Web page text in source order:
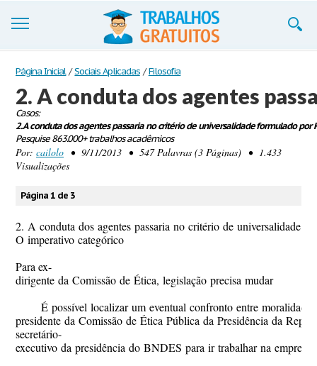
Trabalhos
Cadastre-se
Entre
Blog
Página Inicial / Sociais Aplicadas / Filosofia
2. A conduta dos agentes
Casos:
2. A conduta dos agentes passaria no critério de universalidade formulado por
Pesquise 863.000+ trabalhos acadêmicos
Por: cailolo • 9/11/2013 • 547 Palavras (3 Páginas) • 1.433
Visualizações
Página 1 de 3
2. A conduta dos agentes passaria no critério de universalidade
O imperativo categórico
Para ex-
dirigente da Comissão de Ética, legislação precisa mudar
É possível localizar um eventual confronto entre
presidente da Comissão de Ética Pública da Presidência da
secretário-
executivo da presidência do BNDES para ir trabalhar na